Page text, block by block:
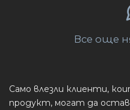
Все още
Само влезли клиенти,
продукт, могат да